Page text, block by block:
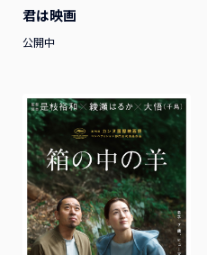
君は映画
公開中